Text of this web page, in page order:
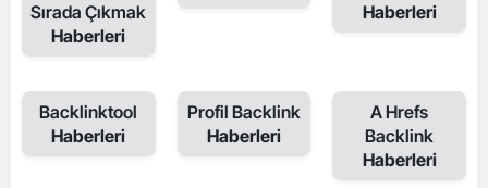
Sırada Çıkmak
Haberleri
Haberleri
Backlinktool
Haberleri
Profil Backlink
Haberleri
A Hrefs
Backlink
Haberleri